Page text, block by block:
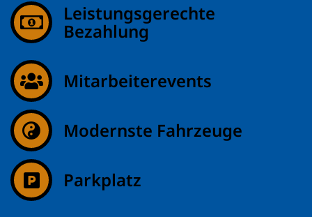
Leistungsgerechte
Bezahlung
Mitarbeiterevents
Modernste Fahrzeuge
Parkplatz